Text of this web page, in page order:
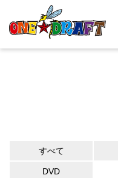
すべて
DVD